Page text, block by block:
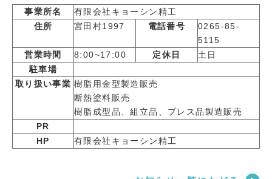
事業所名
有限会社キョーシン精工
住所
宮田村1997 電話番号
0265-85-
5115
営業時間
8:00~17:00 定休日
土日
駐車場
取り扱い事業 樹脂用金型製造販売
断熱塗料販売
樹脂成型品、組立品、プレス品製造販売
PR
HP
有限会社キョーシン精工